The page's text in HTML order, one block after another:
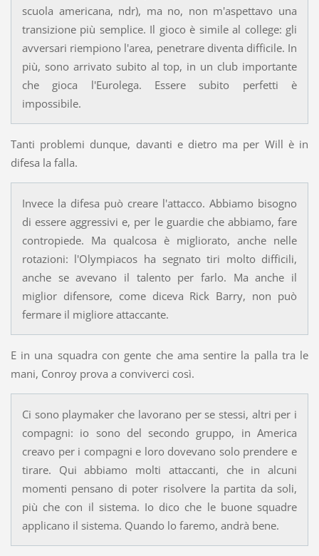
scuola americana, ndr), ma no, non m'aspettavo una
transizione più semplice. Il gioco è simile al college: gli
avversari riempiono l'area, penetrare diventa difficile. In
più, sono arrivato subito al top, in un club importante
che gioca l'Eurolega. Essere subito perfetti è
impossibile.
Tanti problemi dunque, davanti e dietro ma per Will è in
difesa la falla.
Invece la difesa può creare l'attacco. Abbiamo bisogno
di essere aggressivi e, per le guardie che abbiamo, fare
contropiede. Ma qualcosa è migliorato, anche nelle
rotazioni: l'Olympiacos ha segnato tiri molto difficili,
anche se avevano il talento per farlo. Ma anche il
miglior difensore, come diceva Rick Barry, non può
fermare il migliore attaccante.
E in una squadra con gente che ama sentire la palla tra le
mani, Conroy prova a conviverci così.
Ci sono playmaker che lavorano per se stessi, altri per i
compagni: io sono del secondo gruppo, in America
creavo per i compagni e loro dovevano solo prendere e
tirare. Qui abbiamo molti attaccanti, che in alcuni
momenti pensano di poter risolvere la partita da soli,
più che con il sistema. Io dico che le buone squadre
applicano il sistema. Quando lo faremo, andrà bene.